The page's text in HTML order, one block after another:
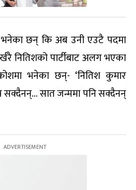
छन् कि अब उनी एउटै पदमा
नितिशको पार्टीबाट अलग भएका
भनेका छन्- ‘नितिश कुमार
सक्दैनन्… सात जन्ममा पनि सक्दैनन्